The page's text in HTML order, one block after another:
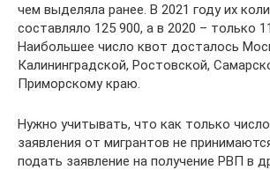
чем выделяла ранее. В 2021 году их
составляло 125 900, а в 2020 – только
Наибольшее число квот досталось
Калининградской, Ростовской,
Приморскому краю.
Нужно учитывать, что как только
заявления от мигрантов не
подать заявление на получение РВП в